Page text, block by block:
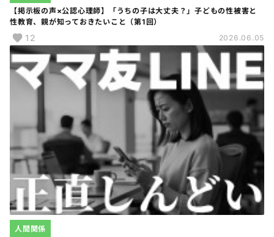
【掲示板の声×公認心理師】「うちの子は大丈夫？」子どもの性被害と
性教育、親が知っておきたいこと（第1回）
12 2026.06.05
人間関係